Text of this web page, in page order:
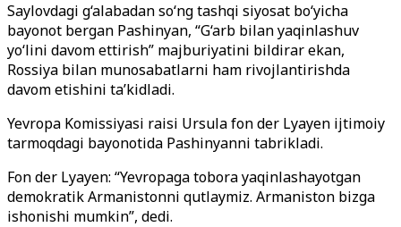
Saylovdagi g‘alabadan so‘ng tashqi siyosat bo‘yicha
bayonot bergan Pashinyan, “G‘arb bilan yaqinlashuv
yo‘lini davom ettirish” majburiyatini bildirar ekan,
Rossiya bilan munosabatlarni ham rivojlantirishda
davom etishini ta’kidladi.
Yevropa Komissiyasi raisi Ursula fon der Lyayen ijtimoiy
tarmoqdagi bayonotida Pashinyanni tabrikladi.
Fon der Lyayen: “Yevropaga tobora yaqinlashayotgan
demokratik Armanistonni qutlaymiz. Armaniston bizga
ishonishi mumkin”, dedi.